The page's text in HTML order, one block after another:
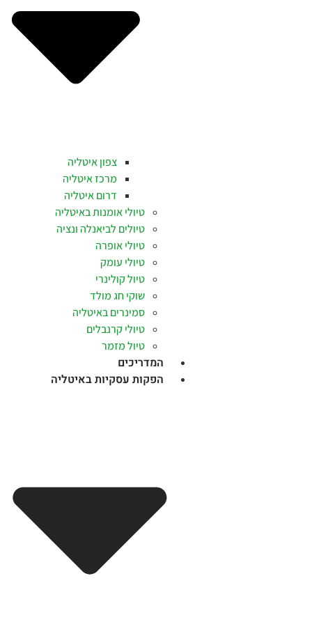
צפון איטליה
מרכז איטליה
דרום איטליה
טיולי אומנות באיטליה
טיולים לביאנלה ונציה
טיולי אופרה
טיולי עומק
טיול קולינרי
שוקי חג מולד
סמינרים באיטליה
טיולי קרנבלים
טיול מזמר
המדריכים
הפקות עסקיות באיטליה